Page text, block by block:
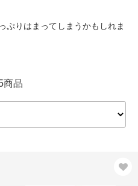
ぷりはまってしまうかもしれま
商品